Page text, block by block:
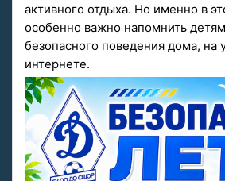
активного отдыха. Но именно в
особенно важно напомнить
безопасного поведения дома, на
интернете.